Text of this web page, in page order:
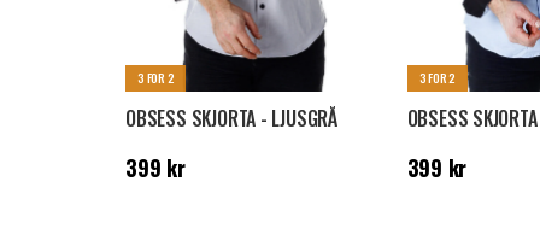
3 FOR 2
OBSESS SKJORTA - LJUSGRÅ
Pris: 399 kr
399 kr
3 FOR 2
OBSESS
Pris: 399 kr
399 kr